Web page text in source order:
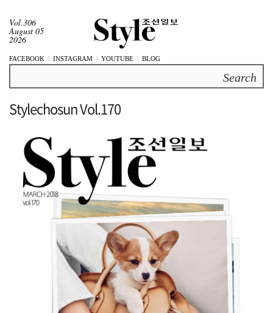
Vol.306
August 05
2026
FACEBOOK INSTAGRAM YOUTUBE BLOG
Stylechosun Vol.170